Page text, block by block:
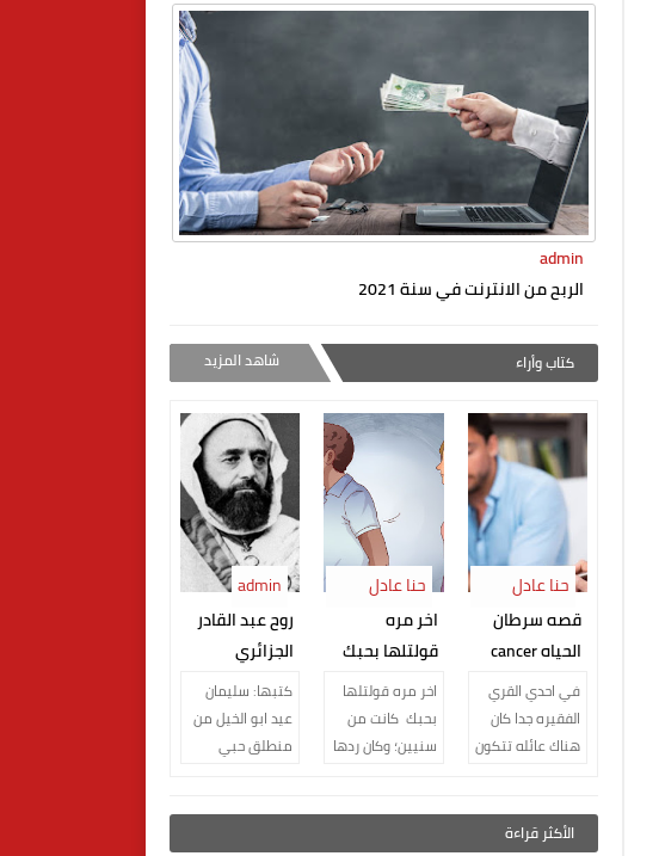
admin
الربح من الانترنت في سنة 2021
كتاب وأراء شاهد المزيد
قصه سرطان
الحياه cancer
of life
حنا عادل
النجار
في احدي القري
الفقيره جدا كان
هناك عائله تتكون
عماد الذي لا يتخ...
اخر مره
قولتلها بحبك
حنا عادل
النجار
اخر مره قولتلها
بحبك كانت من
سنيين؛ وكان ردها
روح عبد القادر
الجزائري
admin
كتبها: سليمان
عيد ابو الخيل من
منطلق حبي
الأكثر قراءة